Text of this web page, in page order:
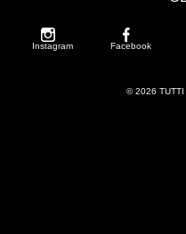
Instagram Facebook
© 2026 TUTTI